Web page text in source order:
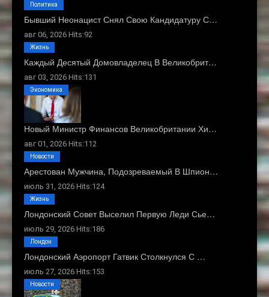
Бывший Неонацист Снял Свою Кандидатуру С…
авг 06, 2026 Hits:92
Политика
Каждый Десятый Домовладелец В Великобрит…
авг 03, 2026 Hits:131
Жизнь
Новый Министр Финансов Великобритании Хи…
авг 01, 2026 Hits:112
Экономика
Арестован Мужчина, Подозреваемый В Шпион…
июль 31, 2026 Hits:124
Новости
Лондонский Совет Выселил Первую Леди Сье…
июль 29, 2026 Hits:186
Жизнь
Лондонский Аэропорт Гатвик Столкнулся С …
июль 27, 2026 Hits:153
Лондон
Новости